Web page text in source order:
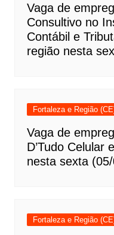
Vaga de
Consultivo no
Contábil e
região nesta
Fortaleza e Região
Vaga de
D’Tudo Celular
nesta sexta
Fortaleza e Região